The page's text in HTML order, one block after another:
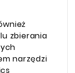
zbierania
narzędzi